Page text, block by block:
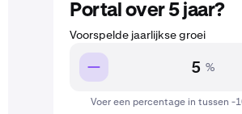
Portal over 5 jaar?
Voorspelde jaarlijkse groei
%
Voer een percentage in tussen -